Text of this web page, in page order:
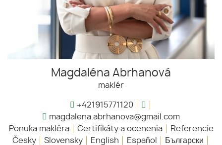
Magdaléna Abrhanová
maklér
+421915771120
magdalena.abrhanova@gmail.com
Ponuka makléra
Certifikáty a ocenenia
Referencie
Česky
Slovensky English Español
Български